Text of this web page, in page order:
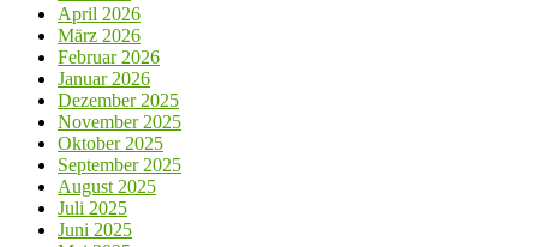
April 2026
März 2026
Februar 2026
Januar 2026
Dezember 2025
November 2025
Oktober 2025
September 2025
August 2025
Juli 2025
Juni 2025